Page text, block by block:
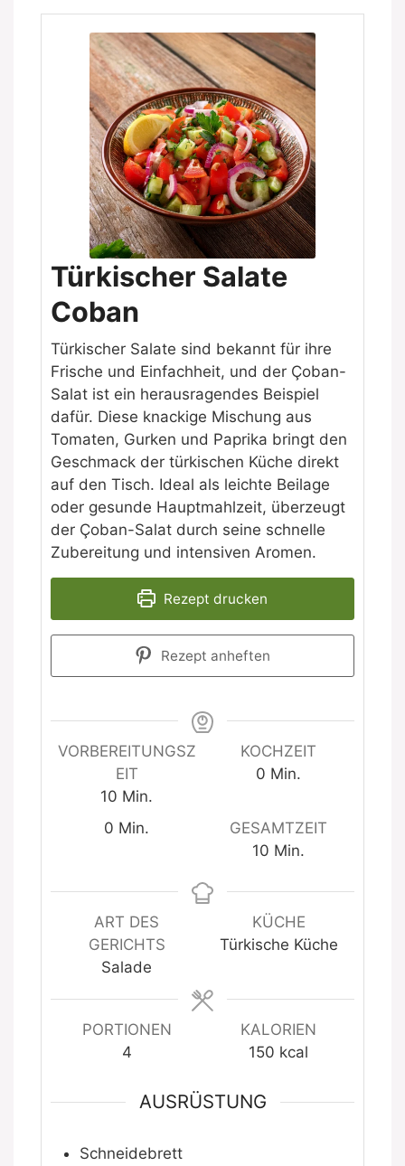
Türkischer Salate
Coban
Türkischer Salate sind bekannt für ihre
Frische und Einfachheit, und der Çoban-
Salat ist ein herausragendes Beispiel
dafür. Diese knackige Mischung aus
Tomaten, Gurken und Paprika bringt den
Geschmack der türkischen Küche direkt
auf den Tisch. Ideal als leichte Beilage
oder gesunde Hauptmahlzeit, überzeugt
der Çoban-Salat durch seine schnelle
Zubereitung und intensiven Aromen.
Rezept drucken
Rezept anheften
VORBEREITUNGSZ
EIT
10 Minuten
Min.
KOCHZEIT
0 Minuten
Min.
0 Minuten
Min.
GESAMTZEIT
10 Minuten
Min.
ART DES
GERICHTS
Salade
KÜCHE
Türkische Küche
PORTIONEN
4
KALORIEN
150 kcal
AUSRÜSTUNG
Schneidebrett